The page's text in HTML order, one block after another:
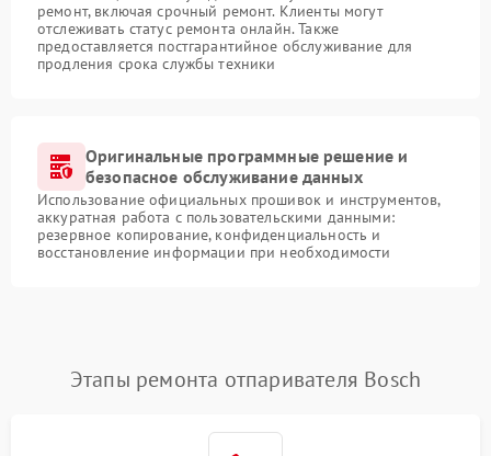
ремонт, включая срочный ремонт. Клиенты могут
отслеживать статус ремонта онлайн. Также
предоставляется постгарантийное обслуживание для
продления срока службы техники
Оригинальные программные решение и
безопасное обслуживание данных
Использование официальных прошивок и инструментов,
аккуратная работа с пользовательскими данными:
резервное копирование, конфиденциальность и
восстановление информации при необходимости
Этапы ремонта отпаривателя Bosch